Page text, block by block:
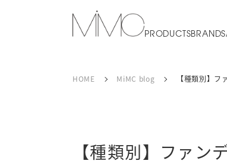
PRODUCTSBRANDS
HOME MiMC blog 【種類別】
【種類別】ファン